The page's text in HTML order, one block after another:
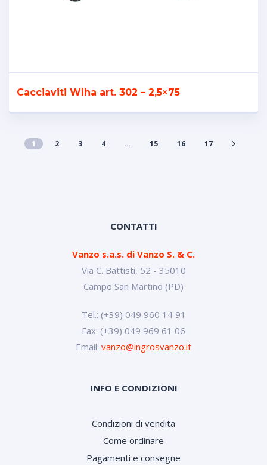
Cacciaviti Wiha art. 302 – 2,5×75
1 2 3 4 … 15 16 17
CONTATTI
Vanzo s.a.s. di Vanzo S. & C.
Via C. Battisti, 52 - 35010
Campo San Martino (PD)
Tel.: (+39) 049 960 14 91
Fax: (+39) 049 969 61 06
Email: vanzo@ingrosvanzo.it
INFO E CONDIZIONI
Condizioni di vendita
Come ordinare
Pagamenti e consegne